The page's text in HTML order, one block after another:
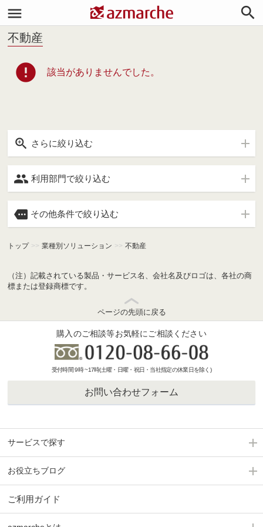


不動産
error 該当がありませんでした。
 さらに絞り込む
 利用部門で絞り込む
 その他条件で絞り込む
トップ >> 業種別ソリューション >> 不動産
（注）記載されている製品・サービス名、会社名及びロゴは、各社の商
標または登録商標です。
ページの先頭に戻る
購入のご相談等お気軽にご相談ください
受付時間 9時 ~17時(土曜・日曜・祝日・当社指定の休業日を除く)
お問い合わせフォーム
サービスで探す
お役立ちブログ
ご利用ガイド